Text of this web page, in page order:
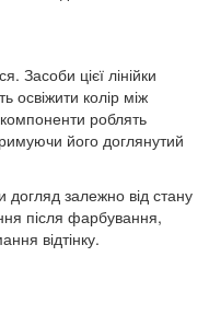
Засоби цієї лінійки
освіжити колір між
роблять
його доглянутий
догляд залежно від стану
після фарбування,
відтінку.